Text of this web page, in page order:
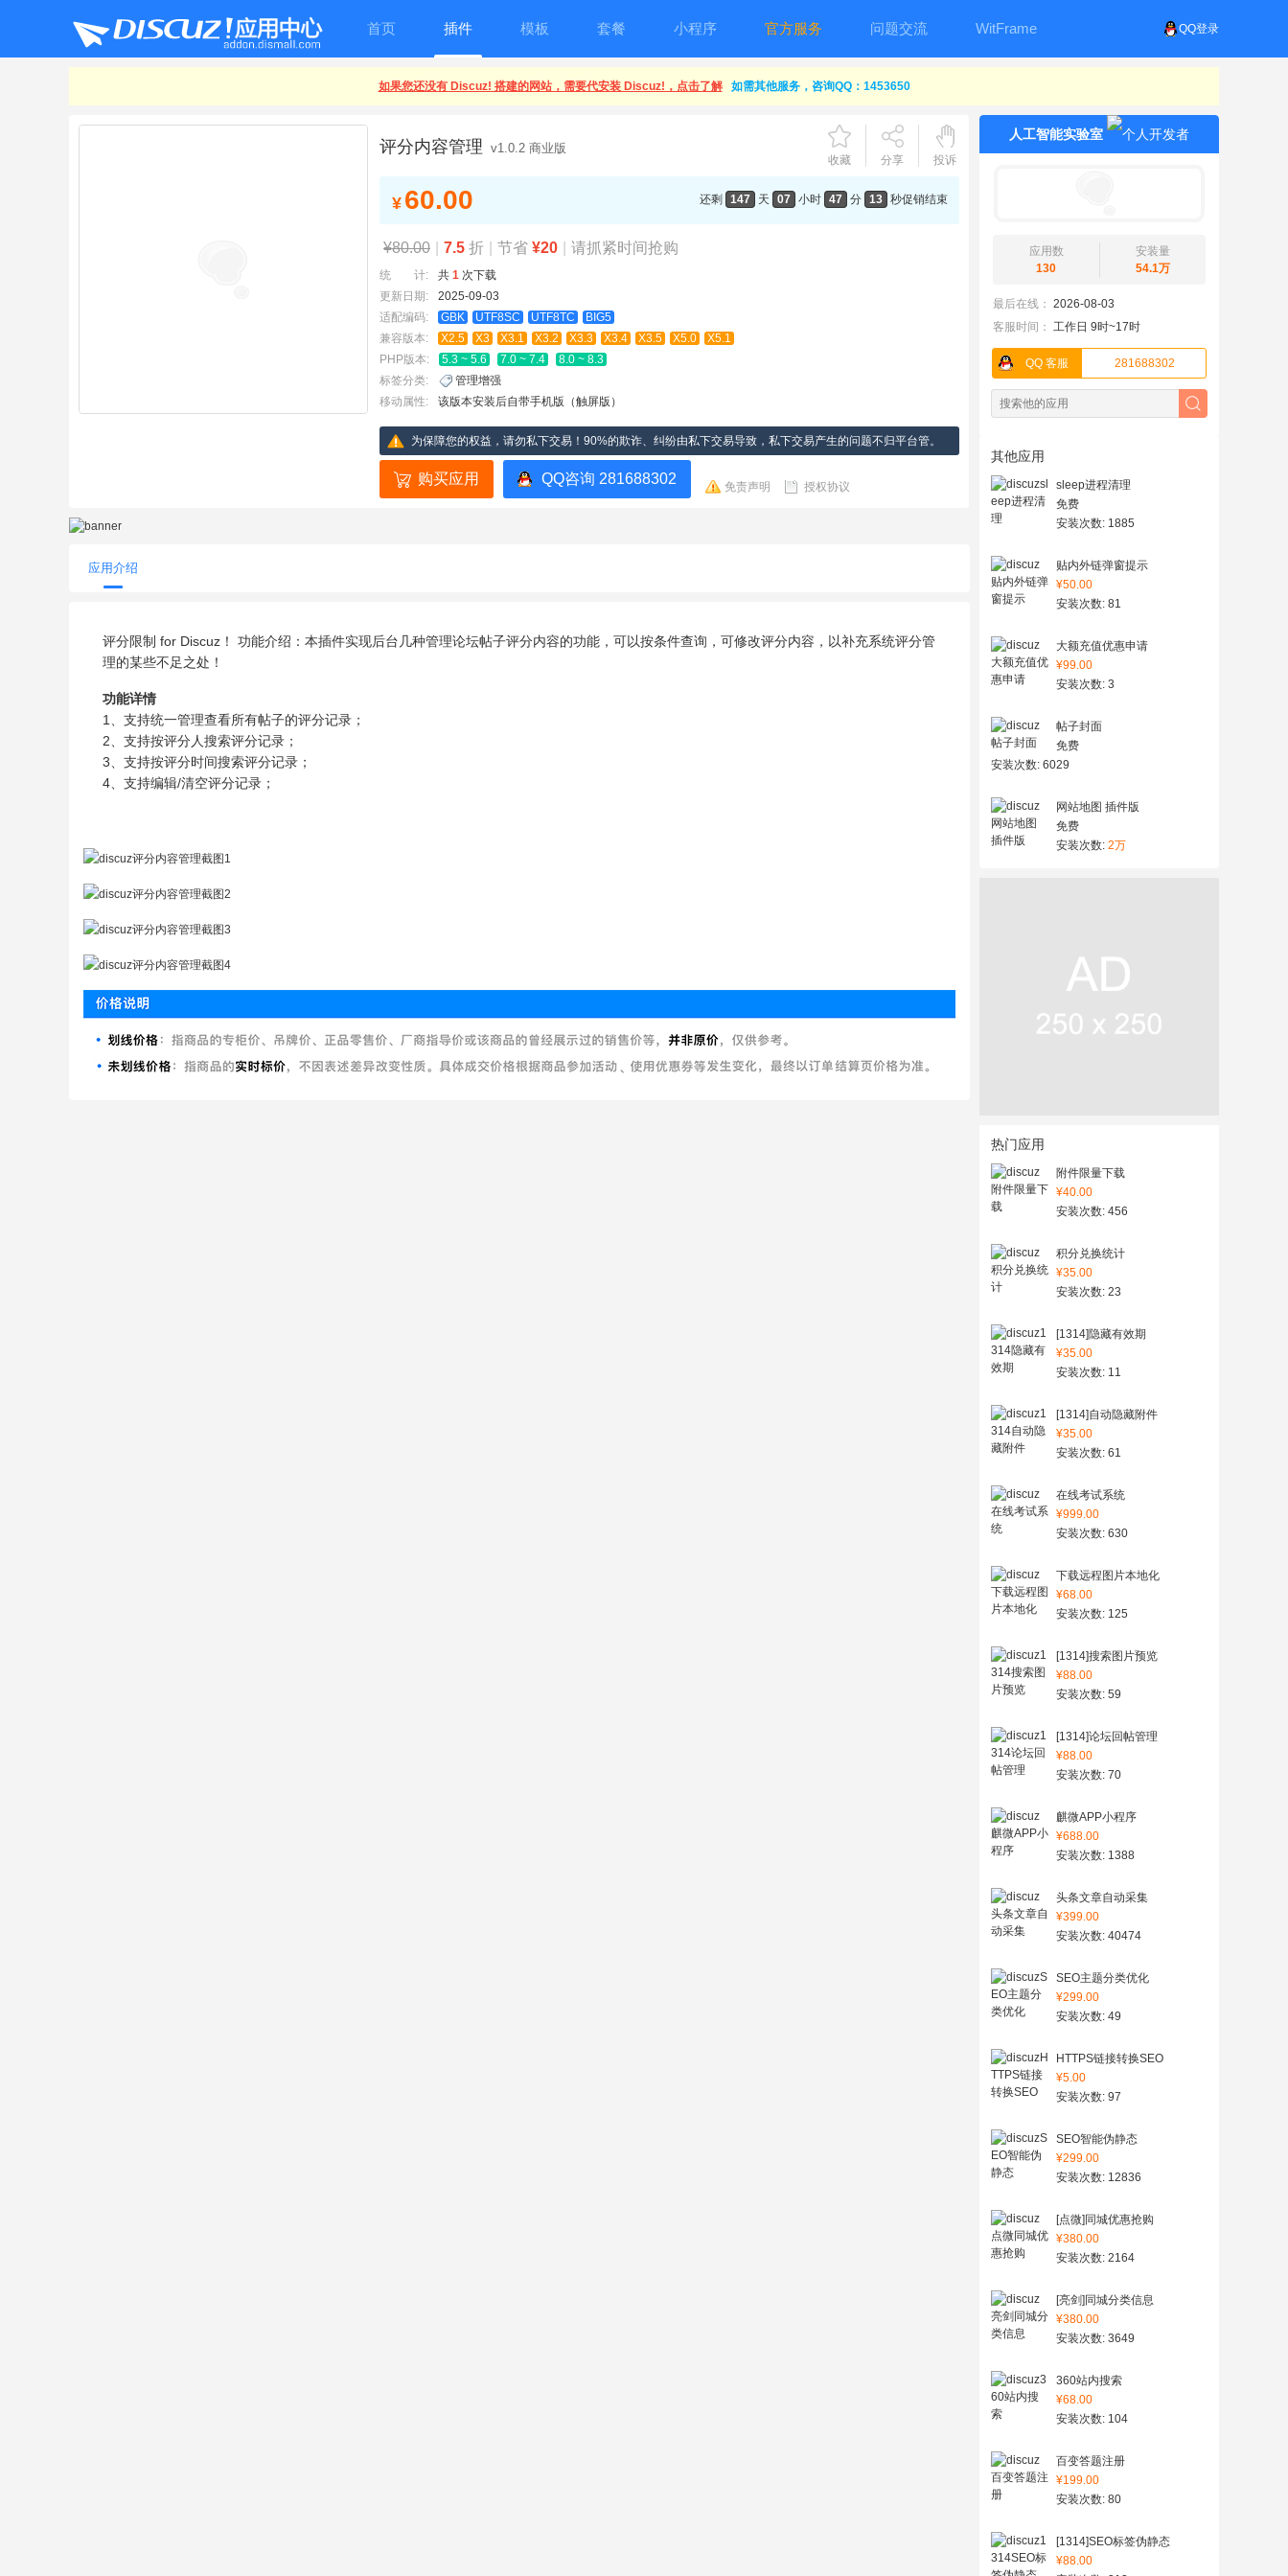
QQ登录
首页 插件 模板 套餐 小程序 官方服务 问题交流 WitFrame
如果您还没有 Discuz! 搭建的网站，需要代安装 Discuz!，点击了解 如需其他服务，咨询QQ：1453650
人工智能实验室
应用数
130
安装量
54.1万
最后在线： 2026-08-03
客服时间： 工作日 9时~17时
QQ 客服 281688302
其他应用
sleep进程清理
免费
安装次数: 1885
贴内外链弹窗提示
¥50.00
安装次数: 81
大额充值优惠申请
¥99.00
安装次数: 3
帖子封面
免费
安装次数: 6029
网站地图 插件版
免费
安装次数: 2万
热门应用
附件限量下载
¥40.00
安装次数: 456
积分兑换统计
¥35.00
安装次数: 23
[1314]隐藏有效期
¥35.00
安装次数: 11
[1314]自动隐藏附件
¥35.00
安装次数: 61
在线考试系统
¥999.00
安装次数: 630
下载远程图片本地化
¥68.00
安装次数: 125
[1314]搜索图片预览
¥88.00
安装次数: 59
[1314]论坛回帖管理
¥88.00
安装次数: 70
麒微APP小程序
¥688.00
安装次数: 1388
头条文章自动采集
¥399.00
安装次数: 40474
SEO主题分类优化
¥299.00
安装次数: 49
HTTPS链接转换SEO
¥5.00
安装次数: 97
SEO智能伪静态
¥299.00
安装次数: 12836
[点微]同城优惠抢购
¥380.00
安装次数: 2164
[亮剑]同城分类信息
¥380.00
安装次数: 3649
360站内搜索
¥68.00
安装次数: 104
百变答题注册
¥199.00
安装次数: 80
[1314]SEO标签伪静态
¥88.00
评分内容管理 v1.0.2 商业版
收藏 分享 投诉
还剩 147 天 07 小时 47 分 12 秒促销结束
¥ 60.00
¥80.00 7.5 折 节省 ¥20 请抓紧时间抢购
统 计: 共 1 次下载
更新日期:
2025-09-03
适配编码:
GBK UTF8SC UTF8TC
BIG5
兼容版本:
X2.5 X3 X3.1 X3.2 X3.3 X3.4 X3.5 X5.0
X5.1
PHP版本:
5.3 ~ 5.6 7.0 ~ 7.4
8.0 ~ 8.3
标签分类:
管理增强
移动属性:
该版本安装后自带手机版（触屏版）
为保障您的权益，请勿私下交易！90%的欺诈、纠纷由私下交易导致，私下交易产生的问题不归平台管。
购买应用 QQ咨询 281688302 免责声明 授权协议
应用介绍
评分限制 for Discuz！ 功能介绍：本插件实现后台几种管理论坛帖子评分内容的功能，可以按条件查询，可修改评分内容，以补充系统评分管
理的某些不足之处！
功能详情
1、支持统一管理查看所有帖子的评分记录；
2、支持按评分人搜索评分记录；
3、支持按评分时间搜索评分记录；
4、支持编辑/清空评分记录；